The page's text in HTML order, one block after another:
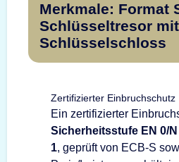
Merkmale: Format
Schlüsseltresor mit
Schlüsselschloss
Zertifizierter Einbruchschutz
Ein zertifizierter
Sicherheitsstufe EN 0/
1, geprüft von ECB-S